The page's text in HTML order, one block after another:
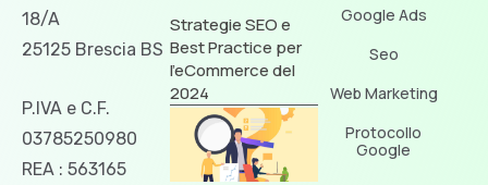
18/A
25125 Brescia BS
P.IVA e C.F.
03785250980
REA : 563165
Strategie SEO e
Best Practice per
l’eCommerce del
2024
Google Ads
Seo
Web Marketing
Protocollo
Google